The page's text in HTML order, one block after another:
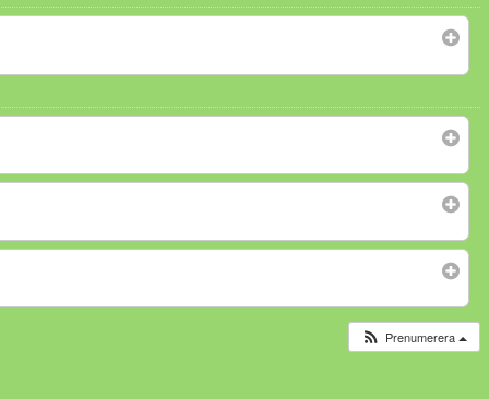
Prenumerera